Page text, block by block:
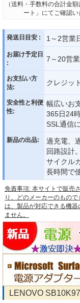
（送料・手数料の合計金
ート」にてご確認い
発送日目安 : 1～2営業
お届け予定日
:
7～20営業
お支払い方
法:
クレジッ
安全性と利便
性:
幅広いお
365日24
SSL通信
新品の出品:
過充電、
回路設計。
サイクル
長時間で
免責事項: 本サイトで販売
り、どのメーカーのもの
は、製品が対応できる機
ません。
LENOVO